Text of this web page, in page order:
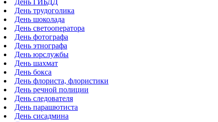
День ГИБДД
День трудоголика
День шоколада
День светооператора
День фотографа
День этнографа
День юрслужбы
День шахмат
День бокса
День флориста, флористики
День речной полиции
День следователя
День парашютиста
День сисадмина